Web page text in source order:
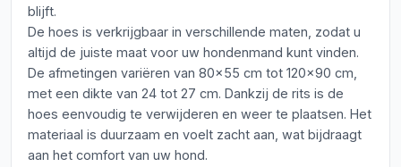
blijft.
De hoes is verkrijgbaar in verschillende maten, zodat u
altijd de juiste maat voor uw hondenmand kunt vinden.
De afmetingen variëren van 80x55 cm tot 120x90 cm,
met een dikte van 24 tot 27 cm. Dankzij de rits is de
hoes eenvoudig te verwijderen en weer te plaatsen. Het
materiaal is duurzaam en voelt zacht aan, wat bijdraagt
aan het comfort van uw hond.